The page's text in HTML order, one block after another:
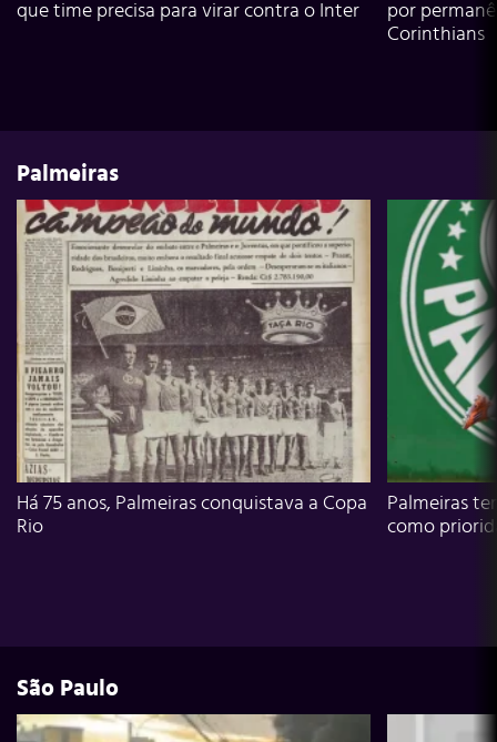
que time precisa para virar contra o Inter
por
Corinthians
Palmeiras
Há 75 anos, Palmeiras conquistava a Copa
Rio
Palmeiras
como
São Paulo